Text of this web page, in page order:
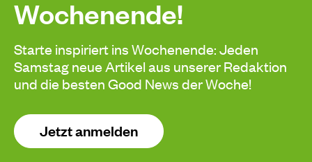
Wochenende!
Starte inspiriert ins Wochenende: Jeden
Samstag neue Artikel aus unserer Redaktion
und die besten Good News der Woche!
Jetzt anmelden